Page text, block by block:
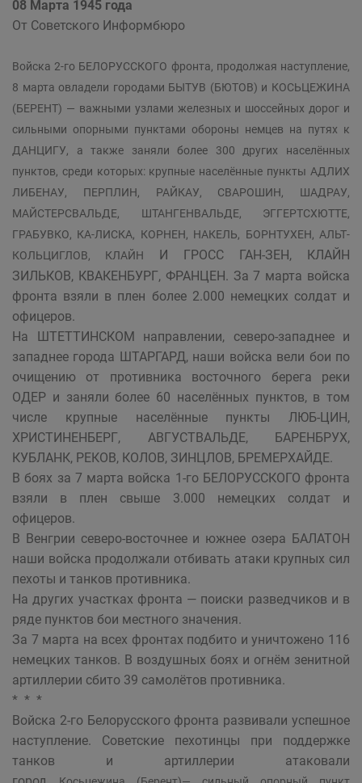
08 Марта 1945 года
От Советского Информбюро
Войска 2-го БЕЛОРУССКОГО фронта, продолжая наступление,
8 марта овладели городами БЫТУВ (БЮТОВ) и КОСЬЦЕЖИНА
(БЕРЕНТ) — важными узлами железных и шоссейных дорог и
сильными опорными пунктами обороны немцев на путях к
ДАНЦИГУ, а также заняли более 300 других населённых
пунктов, среди которых: крупные населённые пункты АДЛИХ
ЛИБЕНАУ, ПЕРПЛИН, РАЙКАУ, СВАРОШИН, ШАДРАУ,
МАЙСТЕРСВАЛЬДЕ, ШТАНГЕНВАЛЬДЕ, ЭГГЕРТСХЮТТЕ,
ГРАБУВКО, КА-ЛИСКА, КОРНЕН, НАКЕЛЬ, БОРНТУХЕН, АЛЬТ-
КОЛЬЦИГЛОВ, КЛАЙН
И ГРОСС ГАН-ЗЕН, КЛАЙН
ЗИЛЬКОВ, КВАКЕНБУРГ, ФРАНЦЕН. За 7 марта войска
фронта взяли в плен более 2.000 немецких солдат и
офицеров.
На ШТЕТТИНСКОМ направлении, северо-западнее и
западнее города ШТАРГАРД, наши войска вели бои по
очищению от противника восточного берега реки
ОДЕР и заняли более 60 населённых пунктов, в том
числе крупные населённые пункты ЛЮБ-ЦИН,
ХРИСТИНЕНБЕРГ, АВГУСТВАЛЬДЕ, БАРЕНБРУХ,
КУБЛАНК, РЕКОВ, КОЛОВ, ЗИНЦЛОВ, БРЕМЕРХАЙДЕ.
В боях за 7 марта войска 1-го БЕЛОРУССКОГО фронта
взяли в плен свыше 3.000 немецких солдат и
офицеров.
В Венгрии северо-восточнее и южнее озера БАЛАТОН
наши войска продолжали отбивать атаки крупных сил
пехоты и танков противника.
На других участках фронта — поиски разведчиков и в
ряде пунктов бои местного значения.
За 7 марта на всех фронтах подбито и уничтожено 116
немецких танков. В воздушных боях и огнём зенитной
артиллерии сбито 39 самолётов противника.
* * *
Войска 2-го Белорусского фронта развивали успешное
наступление. Советские пехотинцы при поддержке
танков и артиллерии атаковали